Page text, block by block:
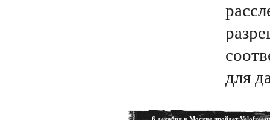
для